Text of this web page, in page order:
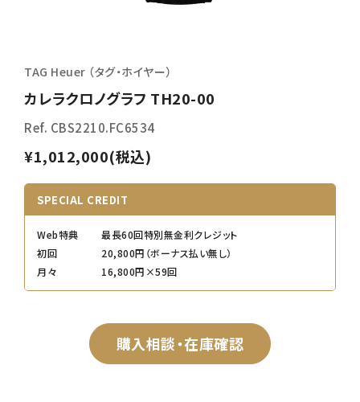
TAG Heuer （タグ・ホイヤー）
カレラクロノグラフ TH20-00
Ref. CBS2210.FC6534
¥1,012,000(税込)
SPECIAL CREDIT
Web特典
最長60回特別無金利クレジット
初回
20,800円（ボーナス払い無し）
月々
16,800円×59回
購入相談・在庫確認